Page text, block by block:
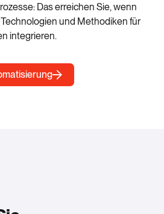
Das erreichen Sie, wenn
und Methodiken für
integrieren.